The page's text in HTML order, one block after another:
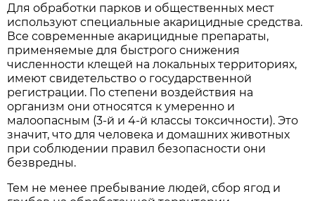
Для обработки парков и общественных мест
используют специальные акарицидные средства.
Все современные акарицидные препараты,
применяемые для быстрого снижения
численности клещей на локальных территориях,
имеют свидетельство о государственной
регистрации. По степени воздействия на
организм они относятся к умеренно и
малоопасным (3-й и 4-й классы токсичности). Это
значит, что для человека и домашних животных
при соблюдении правил безопасности они
безвредны.
Тем не менее пребывание людей, сбор ягод и